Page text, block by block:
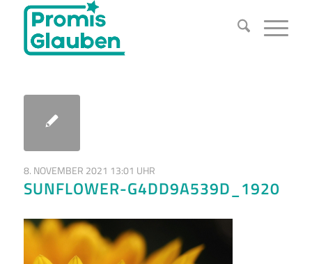
8. NOVEMBER 2021 13:01 UHR
SUNFLOWER-G4DD9A539D_1920